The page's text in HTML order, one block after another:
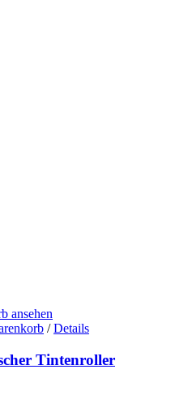
ansehen
/ Details
Tintenroller